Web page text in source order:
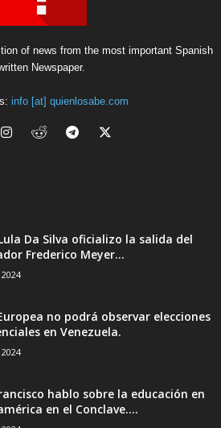
of news from the most important Spanish
Newspaper.
info [at] quienlosabe.com
Da Silva oficializo la salida del
Frederico Meyer...
no podrá observar elecciones
en Venezuela.
hablo sobre la educación en
en el Conclave....